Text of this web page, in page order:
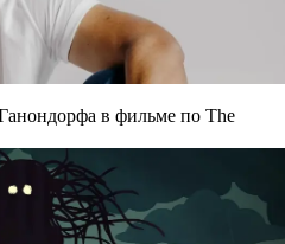
в фильме по The